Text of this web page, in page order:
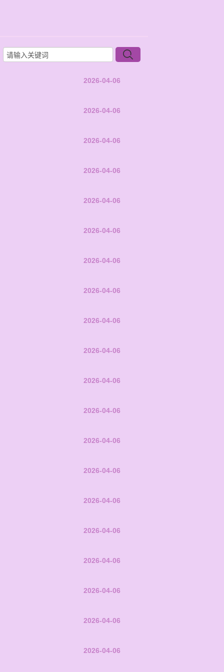
2026-04-06
2026-04-06
2026-04-06
2026-04-06
2026-04-06
2026-04-06
2026-04-06
2026-04-06
2026-04-06
2026-04-06
2026-04-06
2026-04-06
2026-04-06
2026-04-06
2026-04-06
2026-04-06
2026-04-06
2026-04-06
2026-04-06
2026-04-06